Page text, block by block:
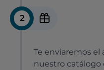
2
Te enviaremos el
nuestro catálogo